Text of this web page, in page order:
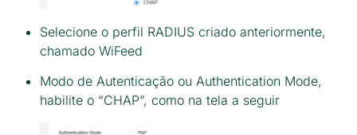
Selecione o perfil RADIUS criado anteriormente,
chamado WiFeed
Modo de Autenticação ou Authentication Mode,
habilite o “CHAP”, como na tela a seguir